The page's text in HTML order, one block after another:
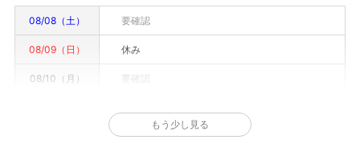
08/08（土） 要確認
08/09（日） 休み
08/10（月） 要確認
要確認
もう少し見る